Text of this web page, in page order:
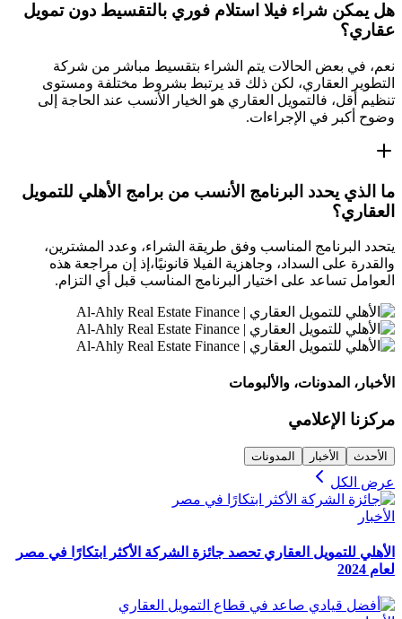
هل يمكن شراء فيلا استلام فوري بالتقسيط دون تمويل
عقاري؟
نعم، في بعض الحالات يتم الشراء بتقسيط مباشر من شركة
التطوير العقاري، لكن ذلك قد يرتبط بشروط مختلفة ومستوى
تنظيم أقل، فالتمويل العقاري هو الخيار الأنسب عند الحاجة إلى
وضوح أكبر في الإجراءات.
ما الذي يحدد البرنامج الأنسب من برامج الأهلي للتمويل
العقاري؟
يتحدد البرنامج المناسب وفق طريقة الشراء، وعدد المشترين،
والقدرة على السداد، وجاهزية الفيلا قانونيًا،إذ إن مراجعة هذه
العوامل تساعد على اختيار البرنامج المناسب قبل أي التزام.
الأخبار، المدونات، والألبومات
مركزنا الإعلامي
الأحدث الأخبار المدونات
عرض الكل
الأخبار
الأهلي للتمويل العقاري تحصد جائزة الشركة الأكثر ابتكارًا في مصر
لعام 2024